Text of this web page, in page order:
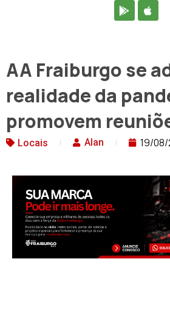
AA Fraiburgo se
realidade da
promovem
Locais Alan 19/